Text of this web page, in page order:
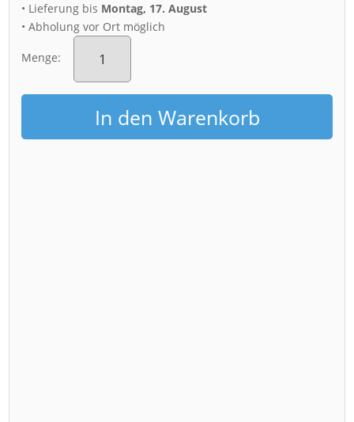
• Lieferung bis Montag, 17. August
• Abholung vor Ort möglich
Menge:
Poster
(00330)
Dresden
Spiegelung
MengeIn den Warenkorb